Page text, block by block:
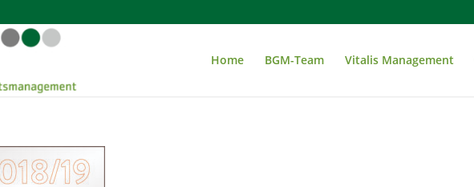
Home BGM-Team Vitalis Management